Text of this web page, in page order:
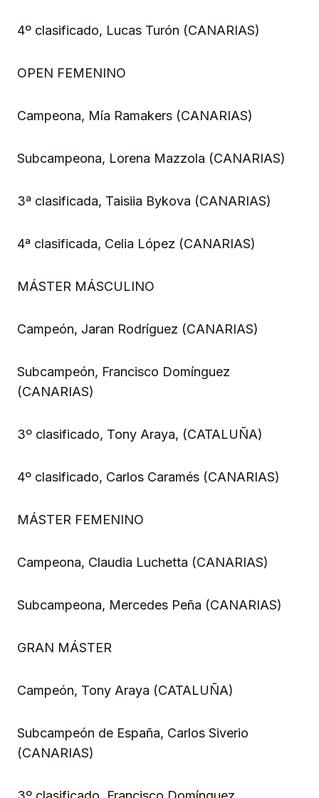
4º clasificado, Lucas Turón (CANARIAS)
OPEN FEMENINO
Campeona, Mía Ramakers (CANARIAS)
Subcampeona, Lorena Mazzola (CANARIAS)
3ª clasificada, Taisiia Bykova (CANARIAS)
4ª clasificada, Celia López (CANARIAS)
MÁSTER MÁSCULINO
Campeón, Jaran Rodríguez (CANARIAS)
Subcampeón, Francisco Domínguez
(CANARIAS)
3º clasificado, Tony Araya, (CATALUÑA)
4º clasificado, Carlos Caramés (CANARIAS)
MÁSTER FEMENINO
Campeona, Claudia Luchetta (CANARIAS)
Subcampeona, Mercedes Peña (CANARIAS)
GRAN MÁSTER
Campeón, Tony Araya (CATALUÑA)
Subcampeón de España, Carlos Siverio
(CANARIAS)